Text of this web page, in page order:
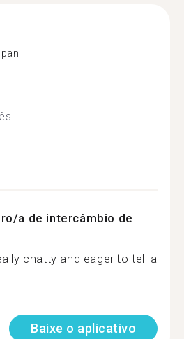
a de intercâmbio de
chatty and eager to tell a
Baixe o aplicativo